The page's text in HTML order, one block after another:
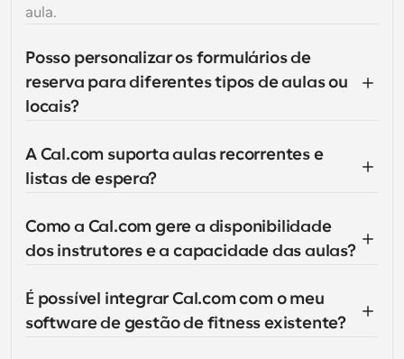
aula.
Posso personalizar os formulários de
reserva para diferentes tipos de aulas ou
locais?
A Cal.com suporta aulas recorrentes e
listas de espera?
Como a Cal.com gere a disponibilidade
dos instrutores e a capacidade das aulas?
É possível integrar Cal.com com o meu
software de gestão de fitness existente?